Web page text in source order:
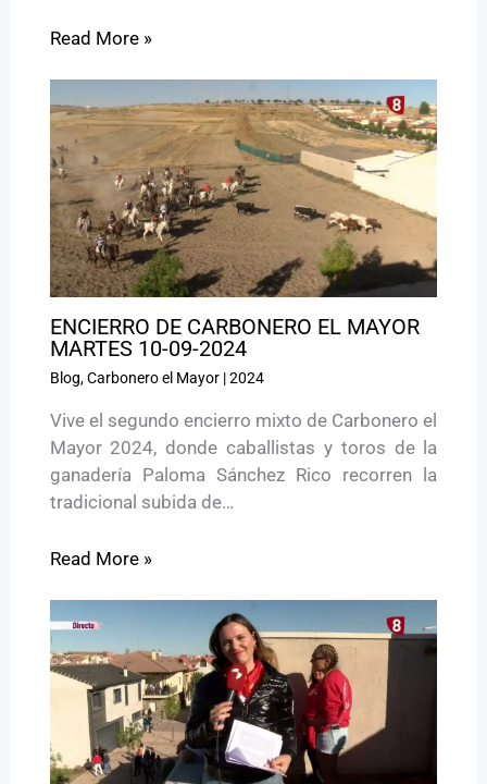
Read More »
ENCIERRO DE CARBONERO EL MAYOR
MARTES 10-09-2024
Blog,Carbonero el Mayor|2024
Vive el segundo encierro mixto de Carbonero el
Mayor 2024, donde caballistas y toros de la
ganadería Paloma Sánchez Rico recorren la
tradicional subida de…
Read More »